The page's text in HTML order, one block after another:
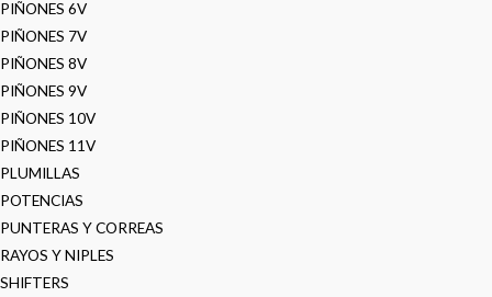
PIÑONES 6V
PIÑONES 7V
PIÑONES 8V
PIÑONES 9V
PIÑONES 10V
PIÑONES 11V
PLUMILLAS
POTENCIAS
PUNTERAS Y CORREAS
RAYOS Y NIPLES
SHIFTERS